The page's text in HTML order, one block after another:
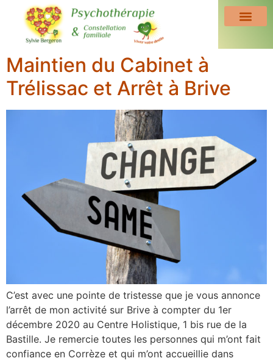
Maintien du Cabinet à
Trélissac et Arrêt à Brive
C’est avec une pointe de tristesse que je vous annonce
l’arrêt de mon activité sur Brive à compter du 1er
décembre 2020 au Centre Holistique, 1 bis rue de la
Bastille. Je remercie toutes les personnes qui m’ont fait
confiance en Corrèze et qui m’ont accueillie dans